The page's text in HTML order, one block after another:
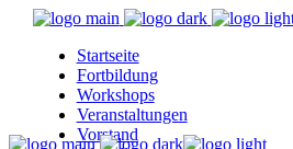
Startseite
Fortbildung
Workshops
Veranstaltungen
Vorstand